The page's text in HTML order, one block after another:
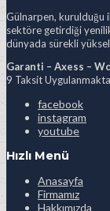
Gülnarpen, kurulduğu
sektöre getirdiği
dünyada sürekli
Garanti – Axess –
9 Taksit
facebook
instagram
youtube
Hızlı Menü
Anasayfa
Firmamız
Hakkımızda